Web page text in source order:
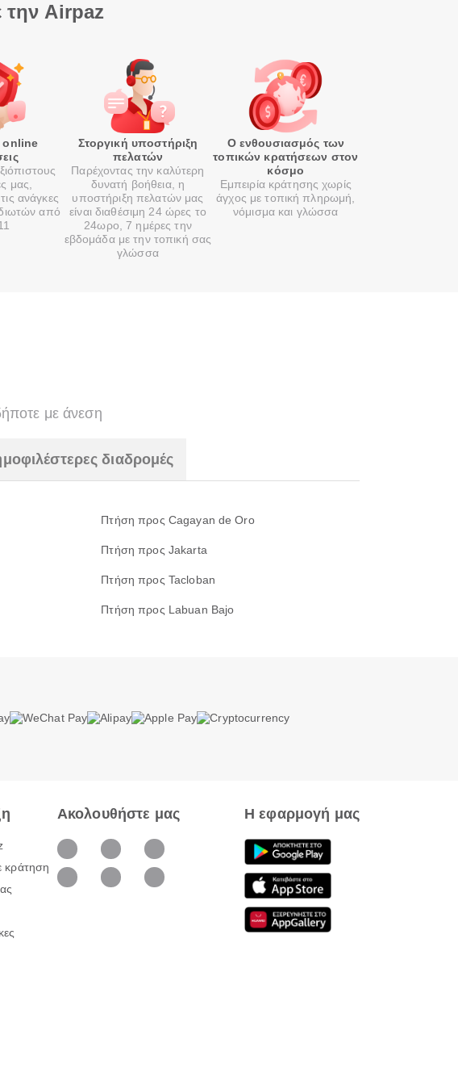
την Airpaz
online
μας,
ανάγκες
από
Στοργική υποστήριξη
πελατών
Παρέχοντας την καλύτερη
δυνατή βοήθεια, η
υποστήριξη πελατών μας
είναι διαθέσιμη 24 ώρες το
24ωρο, 7 ημέρες την
εβδομάδα με την τοπική σας
γλώσσα
Ο ενθουσιασμός των
τοπικών κρατήσεων στον
κόσμο
Εμπειρία κράτησης χωρίς
άγχος με τοπική πληρωμή,
νόμισμα και γλώσσα
με άνεση
διαδρομές
Πτήση προς Cagayan de Oro
Πτήση προς Jakarta
Πτήση προς Tacloban
Πτήση προς Labuan Bajo
κράτηση
Ακολουθήστε μας Η εφαρμογή μας